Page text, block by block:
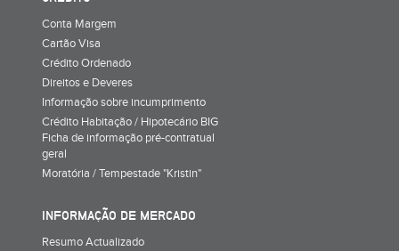
Conta Margem
Cartão Visa
Crédito Ordenado
Direitos e Deveres
Informação sobre incumprimento
Crédito Habitação / Hipotecário BIG
Ficha de informação pré-contratual
geral
Moratória / Tempestade "Kristin"
INFORMAÇÃO DE MERCADO
Resumo Actualizado